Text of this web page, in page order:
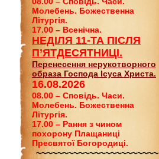
Молебень. Божественна
Літургія.
17.00 – Всенічна.
НЕДІЛЯ 11-ТА ПІСЛЯ
П’ЯТДЕСЯТНИЦІ.
Перенесення нерукотворного
образа Господа Ісуса Христа.
16.08.2026
08.00 – Сповідь. Часи.
Молебень. Божественна
Літургія.
17.00 – Рання з чином
похорону Плащаниці
Пресвятої Богородиці.
~~~~~~~~~~~~~~~~~~~~~~~